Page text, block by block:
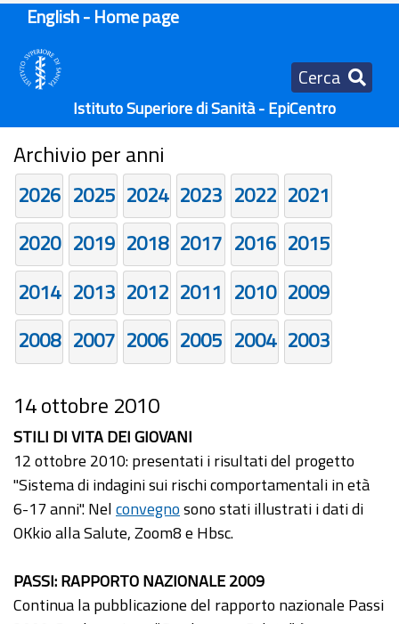
English - Home page
Cerca
Istituto Superiore di Sanità - EpiCentro
Archivio per anni
2026 2025 2024 2023 2022 2021
2020 2019 2018 2017 2016 2015
2014 2013 2012 2011 2010 2009
2008 2007 2006 2005 2004 2003
14 ottobre 2010
STILI DI VITA DEI GIOVANI
12 ottobre 2010: presentati i risultati del progetto
"Sistema di indagini sui rischi comportamentali in età
6-17 anni". Nelconvegnosono stati illustrati i dati di
OKkio alla Salute, Zoom8 e Hbsc.
PASSI: RAPPORTO NAZIONALE 2009
Continua la pubblicazione del rapporto nazionale Passi